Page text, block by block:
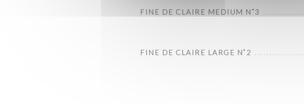
FINE DE CLAIRE MEDIUM N˚3
FINE DE CLAIRE LARGE N˚2